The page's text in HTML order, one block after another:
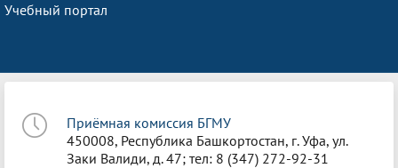
Учебный портал
Приёмная комиссия БГМУ
450008, Республика Башкортостан, г. Уфа, ул.
Заки Валиди, д. 47; тел: 8 (347) 272-92-31